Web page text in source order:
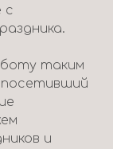
с
таким
посетивший
и